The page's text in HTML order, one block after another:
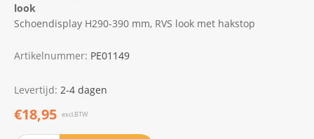
look
Schoendisplay H290-390 mm, RVS look met hakstop
Artikelnummer: PE01149
Levertijd: 2-4 dagen
€18,95 excl.BTW